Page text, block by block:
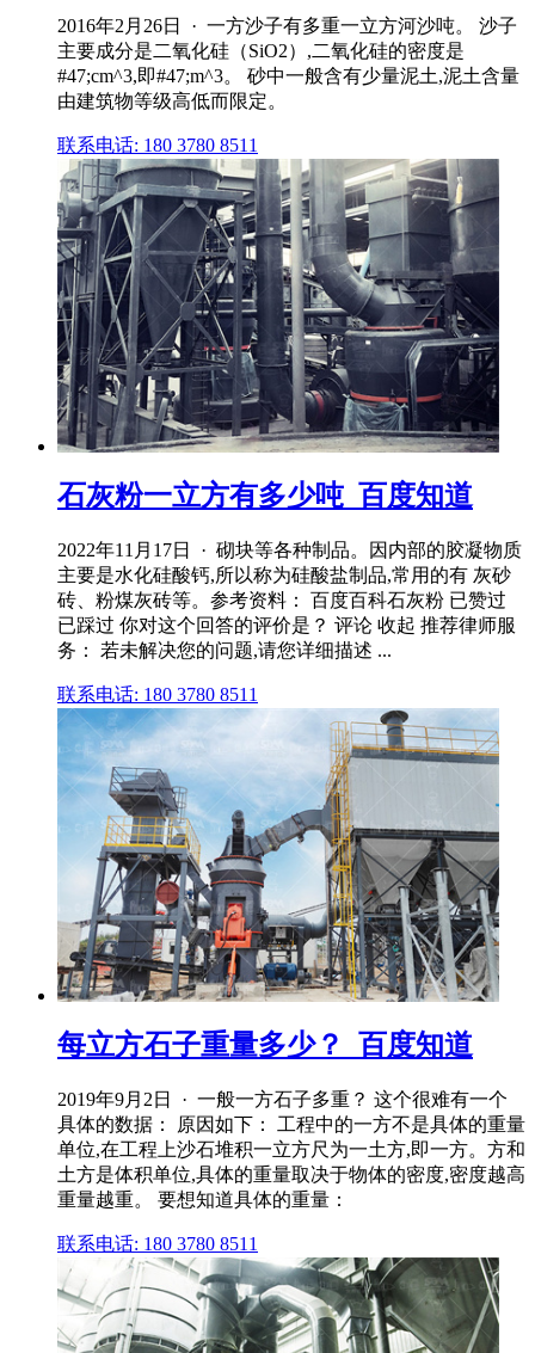
2016年2月26日 · 一方沙子有多重一立方河沙吨。 沙子
主要成分是二氧化硅（SiO2）,二氧化硅的密度是
#47;cm^3,即#47;m^3。 砂中一般含有少量泥土,泥土含量
由建筑物等级高低而限定。
联系电话: 180 3780 8511
石灰粉一立方有多少吨_百度知道
2022年11月17日 · 砌块等各种制品。因内部的胶凝物质
主要是水化硅酸钙,所以称为硅酸盐制品,常用的有 灰砂
砖、粉煤灰砖等。参考资料： 百度百科石灰粉 已赞过
已踩过 你对这个回答的评价是？ 评论 收起 推荐律师服
务： 若未解决您的问题,请您详细描述 ...
联系电话: 180 3780 8511
每立方石子重量多少？_百度知道
2019年9月2日 · 一般一方石子多重？ 这个很难有一个
具体的数据： 原因如下： 工程中的一方不是具体的重量
单位,在工程上沙石堆积一立方尺为一土方,即一方。方和
土方是体积单位,具体的重量取决于物体的密度,密度越高
重量越重。 要想知道具体的重量：
联系电话: 180 3780 8511